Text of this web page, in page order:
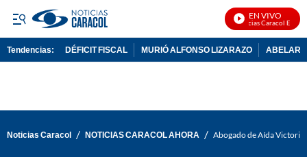
EN VIVO
Noticias Caracol En Vivo
Tendencias: DÉFICIT FISCAL MURIÓ ALFONSO LIZARAZO
Noticias Caracol / NOTICIAS CARACOL AHORA / Abogado de Aída Victoria